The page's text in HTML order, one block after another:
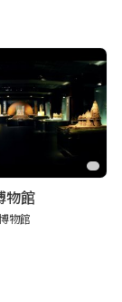
物館
物館